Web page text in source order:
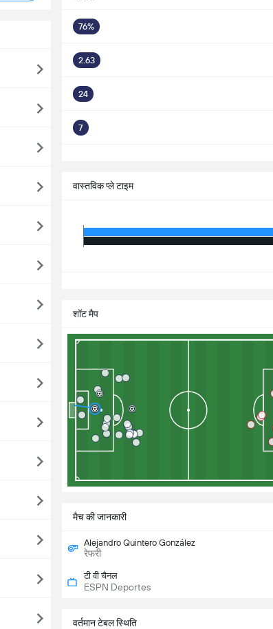
76%
2.63
24
7
वास्तविक प्ले टाइम
शॉट मैप
मैच की जानकारी
Alejandro Quintero González
रेफरी
टी वी चैनल
ESPN Deportes
वर्तमान टेबल स्थिति